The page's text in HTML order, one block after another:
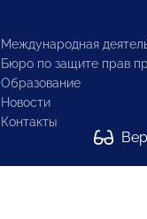
Международная
Бюро по защите прав
Образование
Новости
Контакты